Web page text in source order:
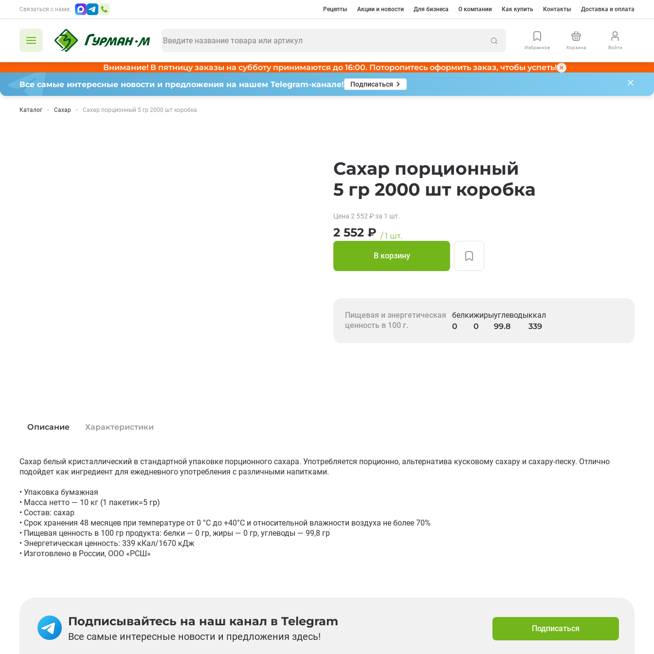
Связаться с нами: Рецепты Акции и новости Для бизнеса О компании Как купить Контакты Доставка и оплата
Избранное Корзина Войти
Внимание! В пятницу заказы на субботу принимаются до 16:00. Поторопитесь оформить заказ, чтобы успеть!
Все самые интересные новости и предложения на нашем Telegram-канале!
Подписаться
Каталог Сахар Сахар порционный 5 гр 2000 шт коробка
Сахар порционный
5 гр 2000 шт коробка
Цена 2 552 ₽ за 1 шт.
2 552 ₽ /1 шт.
В корзину
Пищевая и энергетическая
ценность в 100 г.
белки
0
жиры
0
углеводы
99.8
ккал
339
Описание Характеристики
Сахар белый кристаллический в стандартной упаковке порционного сахара. Употребляется порционно, альтернатива кусковому сахару и сахару-песку. Отлично
подойдет как ингредиент для ежедневного употребления с различными напитками.
• Упаковка бумажная
• Масса нетто — 10 кг (1 пакетик=5 гр)
• Состав: сахар
• Срок хранения 48 месяцев при температуре от 0 °C до +40°С и относительной влажности воздуха не более 70%
• Пищевая ценность в 100 гр продукта: белки — 0 гр, жиры — 0 гр, углеводы — 99,8 гр
• Энергетическая ценность: 339 кКал/1670 кДж
• Изготовлено в России, ООО «РСШ»
Подписывайтесь на наш канал в Telegram
Все самые интересные новости и предложения здесь!
Подписаться